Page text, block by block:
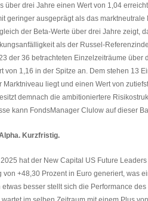
über drei Jahre einen Wert von 1,04
geringer ausgeprägt als das
der Beta-Werte über drei Jahre zeigt,
als der Russel-
der 36 betrachteten Einzelzeiträume über
von 1,16 in der Spitze an. Dem stehen 13
Marktniveau liegt und einen Wert von
demnach die ambitioniertere
kann FondsManager Clulow auf dieser
Kurzfristig.
hat der New Capital US Future
von +48,30 Prozent in Euro generiert, was
besser stellt sich die Performance